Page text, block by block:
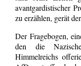
avantgardistischer
zu erzählen, gerät
Der Fragebogen,
den die
Himmelreichs